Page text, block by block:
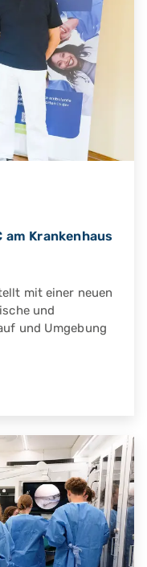
am Krankenhaus
mit einer neuen
und
und Umgebung